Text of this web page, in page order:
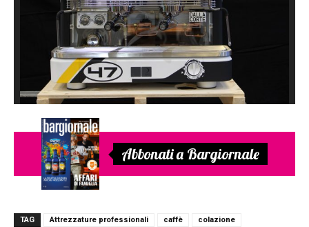
Abbonati a Bargiornale
TAG Attrezzature professionali caffè colazione